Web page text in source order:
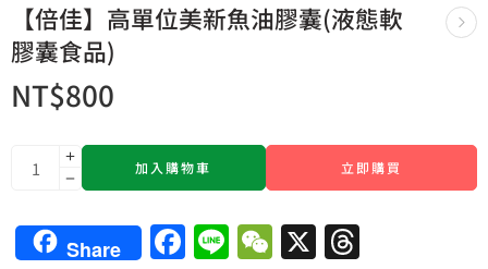
【倍佳】高單位美新魚油膠囊(液態軟
膠囊食品)
NT$800
加入購物車 立即購買
Share Facebook
LineWeChat
X